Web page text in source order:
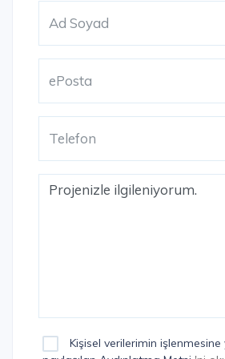
Kişisel verilerimin işlenmesine